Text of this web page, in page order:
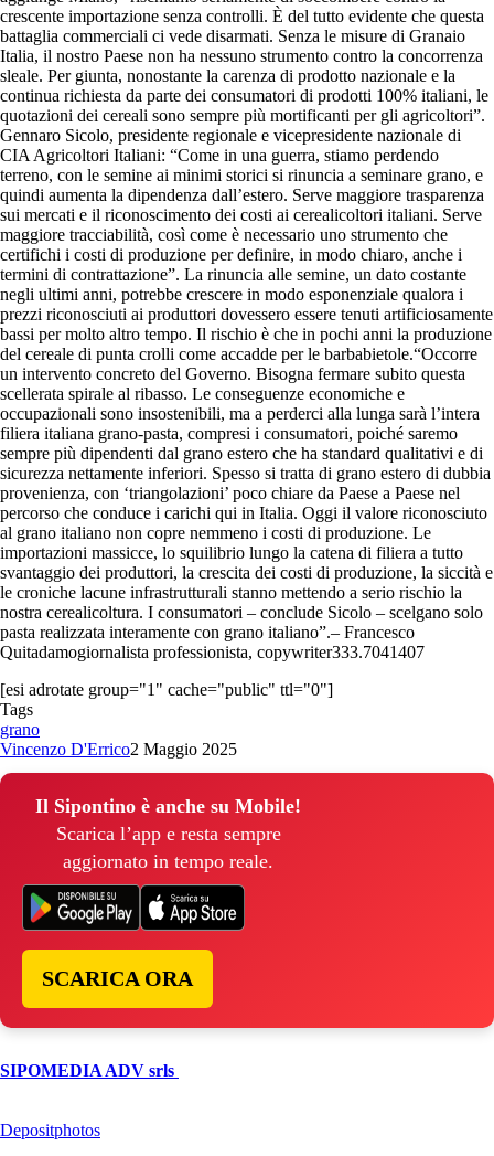
crescente importazione senza controlli. È del tutto evidente che questa
battaglia commerciali ci vede disarmati. Senza le misure di Granaio
Italia, il nostro Paese non ha nessuno strumento contro la concorrenza
sleale. Per giunta, nonostante la carenza di prodotto nazionale e la
continua richiesta da parte dei consumatori di prodotti 100% italiani, le
quotazioni dei cereali sono sempre più mortificanti per gli agricoltori”.
Gennaro Sicolo, presidente regionale e vicepresidente nazionale di
CIA Agricoltori Italiani: “Come in una guerra, stiamo perdendo
terreno, con le semine ai minimi storici si rinuncia a seminare grano, e
quindi aumenta la dipendenza dall’estero. Serve maggiore trasparenza
sui mercati e il riconoscimento dei costi ai cerealicoltori italiani. Serve
maggiore tracciabilità, così come è necessario uno strumento che
certifichi i costi di produzione per definire, in modo chiaro, anche i
termini di contrattazione”. La rinuncia alle semine, un dato costante
negli ultimi anni, potrebbe crescere in modo esponenziale qualora i
prezzi riconosciuti ai produttori dovessero essere tenuti artificiosamente
bassi per molto altro tempo. Il rischio è che in pochi anni la produzione
del cereale di punta crolli come accadde per le barbabietole.“Occorre
un intervento concreto del Governo. Bisogna fermare subito questa
scellerata spirale al ribasso. Le conseguenze economiche e
occupazionali sono insostenibili, ma a perderci alla lunga sarà l’intera
filiera italiana grano-pasta, compresi i consumatori, poiché saremo
sempre più dipendenti dal grano estero che ha standard qualitativi e di
sicurezza nettamente inferiori. Spesso si tratta di grano estero di dubbia
provenienza, con ‘triangolazioni’ poco chiare da Paese a Paese nel
percorso che conduce i carichi qui in Italia. Oggi il valore riconosciuto
al grano italiano non copre nemmeno i costi di produzione. Le
importazioni massicce, lo squilibrio lungo la catena di filiera a tutto
svantaggio dei produttori, la crescita dei costi di produzione, la siccità e
le croniche lacune infrastrutturali stanno mettendo a serio rischio la
nostra cerealicoltura. I consumatori – conclude Sicolo – scelgano solo
pasta realizzata interamente con grano italiano”.– Francesco
Quitadamogiornalista professionista, copywriter333.7041407
[esi adrotate group="1" cache="public" ttl="0"]
Tags
grano
Vincenzo D'Errico2 Maggio 2025
Il Sipontino è anche su Mobile!
Scarica l’app e resta sempre
aggiornato in tempo reale.
SCARICA ORA
SIPOMEDIA ADV srls
Depositphotos